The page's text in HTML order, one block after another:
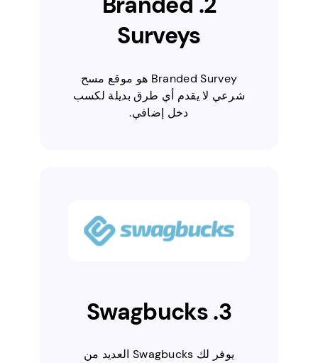
Surveys
Branded Survey هو موقع مسح
شرعي لا يقدم أي طرق بديلة لكسب
دخل إضافي.
3. Swagbucks
يوفر لك Swagbucks العديد من